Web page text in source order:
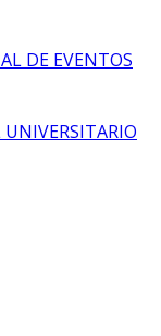
DE EVENTOS